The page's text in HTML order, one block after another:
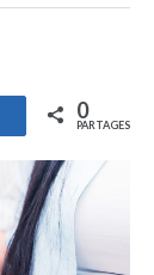
Partagez 0
PARTAGES